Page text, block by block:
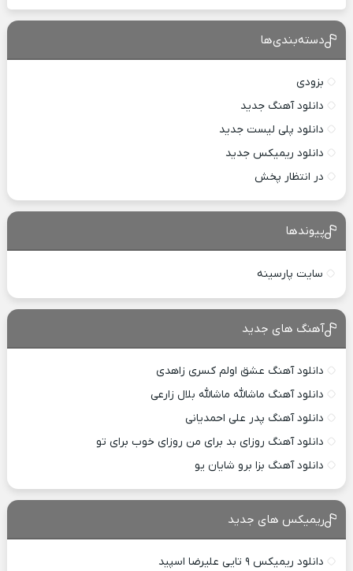
دسته‌بندی‌ها
بزودی
دانلود آهنگ جدید
دانلود پلی لیست جدید
دانلود ریمیکس جدید
در انتظار پخش
پیوندها
سایت پارسینه
آهنگ های جدید
دانلود آهنگ عشق اولم کسری زاهدی
دانلود آهنگ ماشالله ماشالله بلال زارعی
دانلود آهنگ پدر علی احمدیانی
دانلود آهنگ روزای بد برای من روزای خوب برای تو
دانلود آهنگ بزا برو شایان یو
ریمیکس های جدید
دانلود ریمیکس ۹ تایی علیرضا اسپید